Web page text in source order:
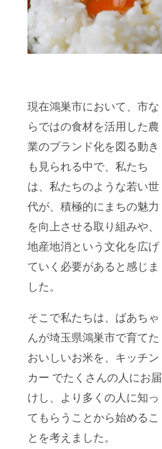
現在鴻巣市において、市な
らではの食材を活用した農
業のブランド化を図る動き
も見られる中で、私たち
は、私たちのような若い世
代が、積極的にまちの魅力
を向上させる取り組みや、
地産地消という文化を広げ
ていく必要があると感じま
した。
そこで私たちは、ばあちゃ
んが埼玉県鴻巣市で育てた
おいしいお米を、キッチン
カー でたくさんの人にお届
けし、より多くの人に知っ
てもらうことから始めるこ
とを考えました。